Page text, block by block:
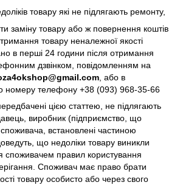
товару які не підлягають ремонту,
заміну товару або ж повернення коштів
товару неналежної якості
в перші 24 години після отримання
дзвінком, повідомленням на
, або в
номеру телефону +38 (093) 968-35-66
цією статтею, не підлягають
виробник (підприємство, що
встановлені частиною
що недоліки товару виникли
споживачем правил користування
Споживач має право брати
товару особисто або через свого